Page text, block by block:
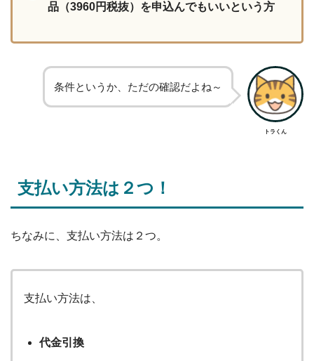
品（3960円税抜）を申込んでもいいという方
条件というか、ただの確認だよね～
トラくん
支払い方法は２つ！
ちなみに、支払い方法は２つ。
支払い方法は、
代金引換